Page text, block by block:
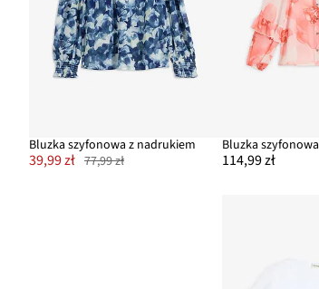
Bluzka szyfonowa z nadrukiem
39,99 zł 77,99 zł
Bluzka szyfonowa
114,99 zł